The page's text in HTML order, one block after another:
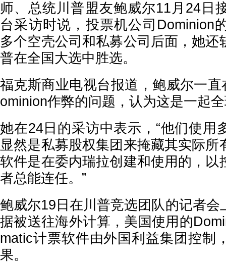
师、总统川普盟友鲍威尔11月24日
台采访时说，投票机公司Dominion
多个空壳公司和私募公司后面，她还
普在全国大选中胜选。
福克斯商业电视台报道，鲍威尔一
ominion作弊的问题，认为这是一起
她在24日的采访中表示，“他们使用
显然是私募股权集团来掩藏其实际所
软件是在委内瑞拉创建和使用的，以
者总能连任。”
鲍威尔19日在川普竞选团队的记者会
据被送往海外计算，美国使用的
matic计票软件由外国利益集团控制
果。